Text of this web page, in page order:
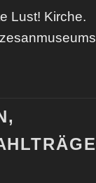
Lust! Kirche.